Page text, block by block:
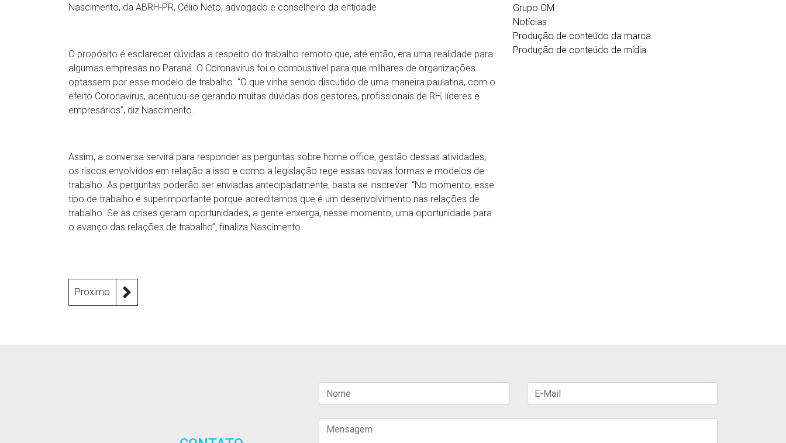
Nascimento, da ABRH-PR, Célio Neto, advogado e conselheiro da entidade
O propósito é esclarecer dúvidas a respeito do trabalho remoto que, até então, era uma realidade para
algumas empresas no Paraná. O Coronavírus foi o combustível para que milhares de organizações
optassem por esse modelo de trabalho. “O que vinha sendo discutido de uma maneira paulatina, com o
efeito Coronavirus, acentuou-se gerando muitas dúvidas dos gestores, profissionais de RH, líderes e
empresários”, diz Nascimento.
Assim, a conversa servirá para responder as perguntas sobre home office, gestão dessas atividades,
os riscos envolvidos em relação a isso e como a legislação rege essas novas formas e modelos de
trabalho. As perguntas poderão ser enviadas antecipadamente, basta se inscrever. “No momento, esse
tipo de trabalho é superimportante porque acreditamos que é um desenvolvimento nas relações de
trabalho. Se as crises geram oportunidades, a gente enxerga, nesse momento, uma oportunidade para
o avanço das relações de trabalho”, finaliza Nascimento.
Proximo
Grupo OM
Notícias
Produção de conteúdo da marca
Produção de conteúdo de mídia